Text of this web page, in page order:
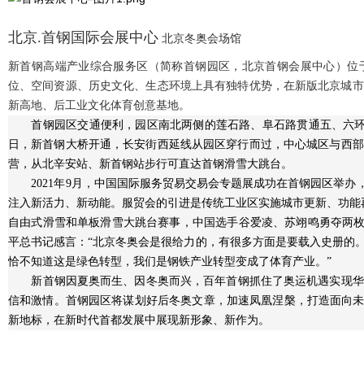
北京.首钢国际会展中心 北京冬奥会场馆
新首钢高端产业综合服务区（简称首钢园区，北京首钢会展中心）
位、空间资源、历史文化、生态环境上具有独特优势，在新版北京城
新高地、后工业文化体育创意基地。
首钢园区交通便利，园区南北两侧的莲石路、阜石路贯通五、六
日，新首钢大桥开通，长安街西延线从园区穿行而过，中心城区与西
营，从北辛安站、新首钢站步行可直达首钢滑雪大跳台。
2021年9月，中国国际服务贸易交易会专题展成功在首钢园区举
注入新活力、新动能。服贸会的引进是传统工业区实施城市更新、功
自由式滑雪和单板滑雪大跳台赛事，中国选手谷爱凌、苏翊鸣勇夺两
平总书记感言：“北京冬奥会是很给力的，有很多方面是要载入史册
恰不知道这是绿色转型，我们是钢铁产业转型变成了体育产业。”
新首钢因夏奥而生、因冬奥而兴，百年首钢抓住了奥运机遇实现
信和激情。首钢园区将谋划好后冬奥文章，加速凤凰涅槃，打造面向
新地标，在新时代首都发展中展现新形象、新作为。